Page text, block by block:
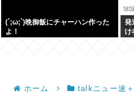
(´;ω;`)晩御飯にチャーハン作った
よ！
発
け
ホーム talkニュー速＋